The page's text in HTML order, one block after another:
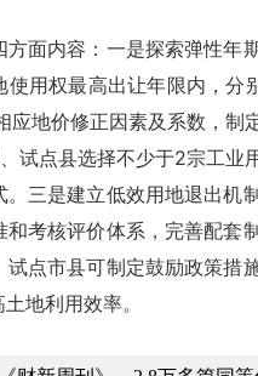
内容：一是探索弹性年
用权最高出让年限内，分
应地价修正因素及系数，制
试点县选择不少于2宗工业
三是建立低效用地退出机
考核评价体系，完善配套
点市县可制定鼓励政策措
地利用效率。